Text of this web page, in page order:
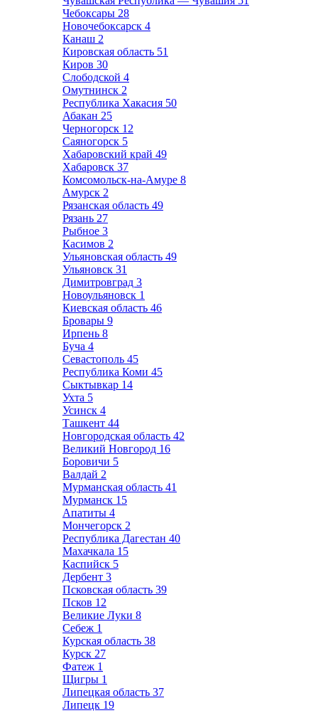
Чебоксары 28
Новочебоксарск 4
Канаш 2
Кировская область 51
Киров 30
Слободской 4
Омутнинск 2
Республика Хакасия 50
Абакан 25
Черногорск 12
Саяногорск 5
Хабаровский край 49
Хабаровск 37
Комсомольск-на-Амуре 8
Амурск 2
Рязанская область 49
Рязань 27
Рыбное 3
Касимов 2
Ульяновская область 49
Ульяновск 31
Димитровград 3
Новоульяновск 1
Киевская область 46
Бровары 9
Ирпень 8
Буча 4
Севастополь 45
Республика Коми 45
Сыктывкар 14
Ухта 5
Усинск 4
Ташкент 44
Новгородская область 42
Великий Новгород 16
Боровичи 5
Валдай 2
Мурманская область 41
Мурманск 15
Апатиты 4
Мончегорск 2
Республика Дагестан 40
Махачкала 15
Каспийск 5
Дербент 3
Псковская область 39
Псков 12
Великие Луки 8
Себеж 1
Курская область 38
Курск 27
Фатеж 1
Щигры 1
Липецкая область 37
Липецк 19